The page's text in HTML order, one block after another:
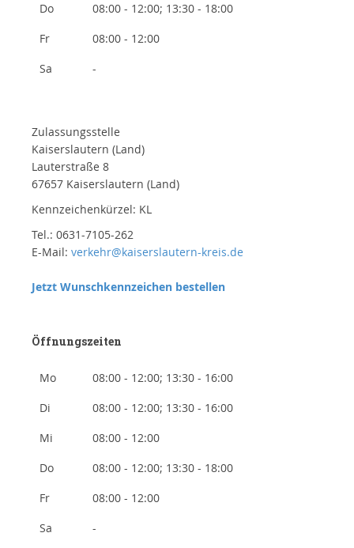
Do
08:00 - 12:00; 13:30 - 18:00
Fr
08:00 - 12:00
Sa
-
Zulassungsstelle
Kaiserslautern (Land)
Lauterstraße 8
67657 Kaiserslautern (Land)
Kennzeichenkürzel: KL
Tel.: 0631-7105-262
E-Mail: verkehr@kaiserslautern-kreis.de
Jetzt Wunschkennzeichen bestellen
Öffnungszeiten
Mo
08:00 - 12:00; 13:30 - 16:00
Di
08:00 - 12:00; 13:30 - 16:00
Mi
08:00 - 12:00
Do
08:00 - 12:00; 13:30 - 18:00
Fr
08:00 - 12:00
Sa
-